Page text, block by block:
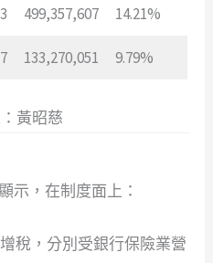
499,357,607 14.21%
133,270,051 9.79%
黃昭慈
顯示，在制度面上：
稅，分別受銀行保險業營